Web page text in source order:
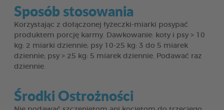
Sposób stosowania
Korzystając z dołączonej łyżeczki-miarki posypać
produktem porcję karmy. Dawkowanie: koty i psy > 10
kg: 2 miarki dziennie; psy 10-25 kg: 3 do 5 miarek
dziennie; psy > 25 kg: 5 miarek dziennie. Podawać raz
dziennie.
Środki Ostrożności